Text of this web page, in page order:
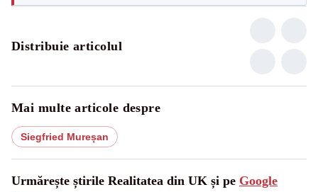
Distribuie articolul
Mai multe articole despre
Siegfried Mureșan
Urmărește știrile Realitatea din UK și pe Google